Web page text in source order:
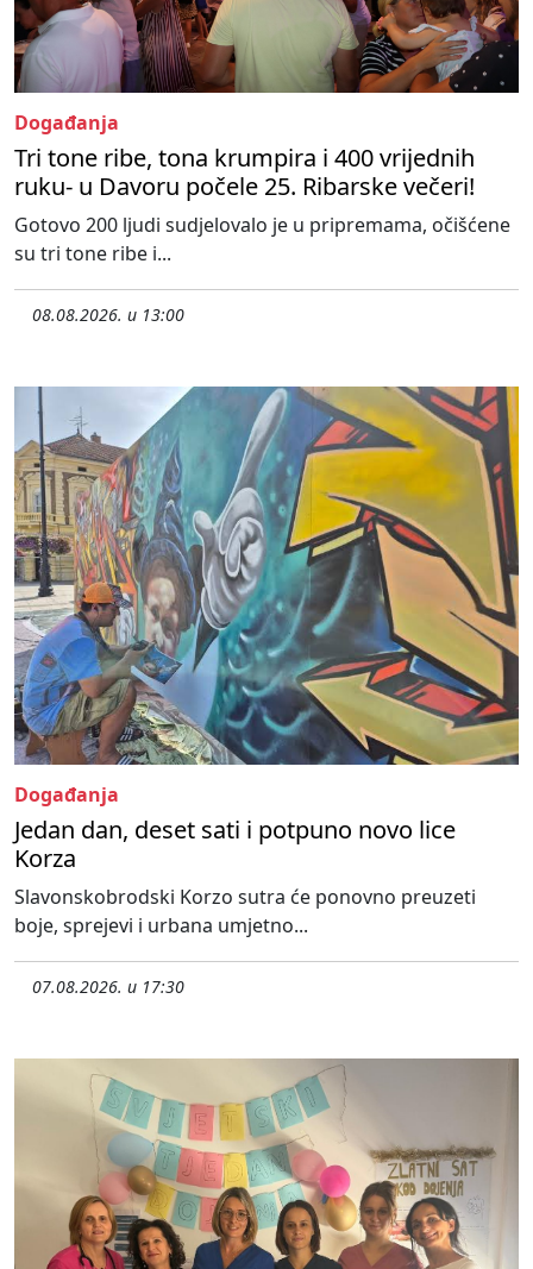
Događanja
Tri tone ribe, tona krumpira i 400 vrijednih
ruku- u Davoru počele 25. Ribarske večeri!
Gotovo 200 ljudi sudjelovalo je u pripremama, očišćene
su tri tone ribe i...
08.08.2026. u 13:00
Događanja
Jedan dan, deset sati i potpuno novo lice
Korza
Slavonskobrodski Korzo sutra će ponovno preuzeti
boje, sprejevi i urbana umjetno...
07.08.2026. u 17:30